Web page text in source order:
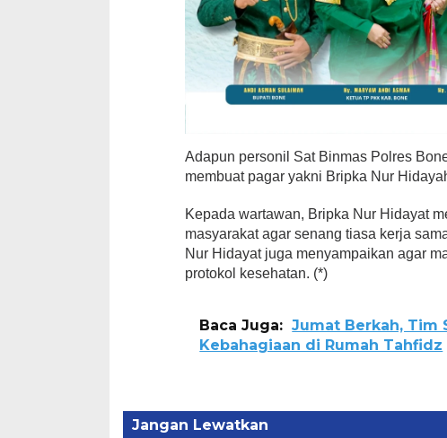
Adapun personil Sat Binmas Polres
membuat pagar yakni Bripka Nur
Kepada wartawan, Bripka Nur Hidayat
masyarakat agar senang tiasa kerja
Nur Hidayat juga menyampaikan agar
protokol kesehatan. (*)
Baca Juga: Jumat Berkah, Tim
Kebahagiaan di Rumah Tahfidz
Jangan Lewatkan